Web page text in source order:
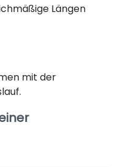
Längen
mit der